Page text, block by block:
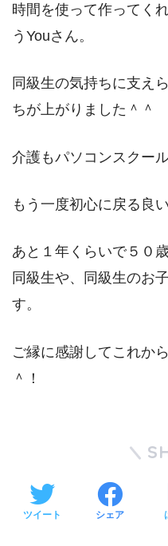
時間を使って作ってく
うYouさん。
同級生の気持ちに支え
ちが上がりました＾＾
介護もパソコンスクー
もう一度初心に戻る良
あと１年くらいで５０
同級生や、同級生のお
す。
ご縁に感謝してこれか
＾！
ツイート シェア